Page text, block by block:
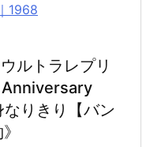
1968
ルトラレプリ
Anniversary
りきり【バン